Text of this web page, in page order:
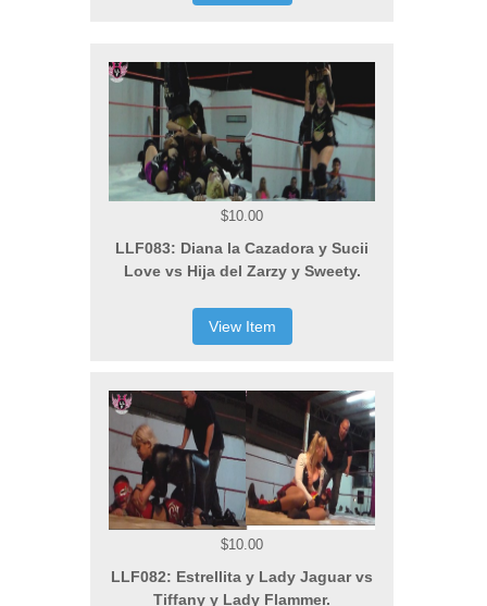
$10.00
LLF083: Diana la Cazadora y Sucii
Love vs Hija del Zarzy y Sweety.
View Item
$10.00
LLF082: Estrellita y Lady Jaguar vs
Tiffany y Lady Flammer.